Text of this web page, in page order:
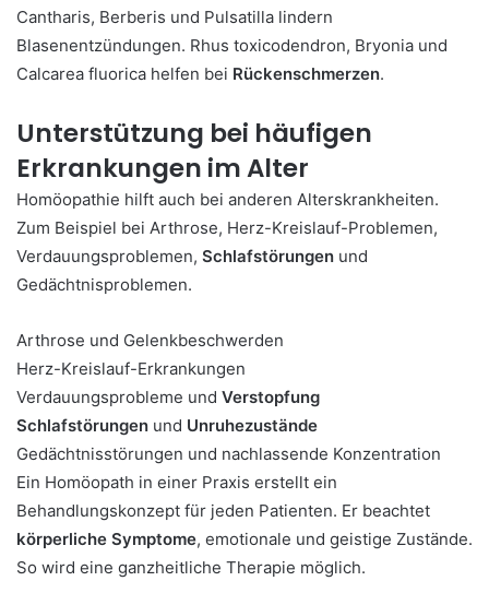
Cantharis, Berberis und Pulsatilla lindern
Blasenentzündungen. Rhus toxicodendron, Bryonia und
Calcarea fluorica helfen bei Rückenschmerzen.
Unterstützung bei häufigen
Erkrankungen im Alter
Homöopathie hilft auch bei anderen Alterskrankheiten.
Zum Beispiel bei Arthrose, Herz-Kreislauf-Problemen,
Verdauungsproblemen, Schlafstörungen und
Gedächtnisproblemen.
Arthrose und Gelenkbeschwerden
Herz-Kreislauf-Erkrankungen
Verdauungsprobleme und Verstopfung
Schlafstörungen und Unruhezustände
Gedächtnisstörungen und nachlassende Konzentration
Ein Homöopath in einer Praxis erstellt ein
Behandlungskonzept für jeden Patienten. Er beachtet
körperliche Symptome, emotionale und geistige Zustände.
So wird eine ganzheitliche Therapie möglich.